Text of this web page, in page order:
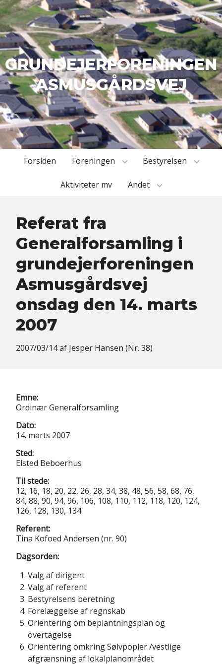
GRUNDEJERFORENINGEN
ASMUSGÅRDSVEJ
Forsiden Foreningen Bestyrelsen
Aktiviteter mv Andet
Referat fra
Generalforsamling i
grundejerforeningen
Asmusgårdsvej
onsdag den 14. marts
2007
2007/03/14af Jesper Hansen (Nr. 38)
Emne:
Ordinær Generalforsamling
Dato:
14. marts 2007
Sted:
Elsted Beboerhus
Til stede:
12, 16, 18, 20, 22, 26, 28, 34, 38, 48, 56, 58, 68, 76,
84, 88, 90, 94, 96, 106, 108, 110, 112, 118, 120, 124,
126, 128, 130, 134
Referent:
Tina Kofoed Andersen (nr. 90)
Dagsorden:
Valg af dirigent
Valg af referent
Bestyrelsens beretning
Forelæggelse af regnskab
Orientering om beplantningsplan og
overtagelse
Orientering omkring Sølvpopler /vestlige
afgrænsning af lokalplanområdet